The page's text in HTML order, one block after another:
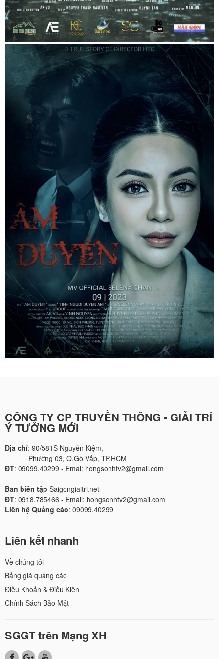
CÔNG TY CP TRUYỀN THÔNG - GIẢI TRÍ
Ý TƯỞNG MỚI
Địa chỉ: 90/581S Nguyễn Kiệm,
Phường 03, Q.Gò Vấp, TP.HCM
ĐT: 09099.40299 - Emai: hongsonhtv2@gmail.com
Ban biên tập Saigongiaitri.net
ĐT: 0918.785466 - Email: hongsonhtv2@gmail.com
Liên hệ Quảng cáo: 09099.40299
Liên kết nhanh
Về chúng tôi
Bảng giá quảng cáo
Điều Khoản & Điều Kiện
Chính Sách Bảo Mật
SGGT trên Mạng XH